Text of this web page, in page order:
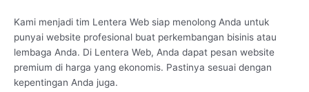
Kami menjadi tim Lentera Web siap menolong Anda untuk
punyai website profesional buat perkembangan bisinis atau
lembaga Anda. Di Lentera Web, Anda dapat pesan website
premium di harga yang ekonomis. Pastinya sesuai dengan
kepentingan Anda juga.